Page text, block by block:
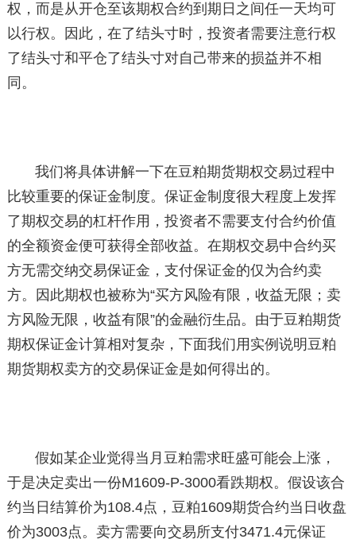
权，而是从开仓至该期权合约到期日之间任一天均可
以行权。因此，在了结头寸时，投资者需要注意行权
了结头寸和平仓了结头寸对自己带来的损益并不相
同。
我们将具体讲解一下在豆粕期货期权交易过程中
比较重要的保证金制度。保证金制度很大程度上发挥
了期权交易的杠杆作用，投资者不需要支付合约价值
的全额资金便可获得全部收益。在期权交易中合约买
方无需交纳交易保证金，支付保证金的仅为合约卖
方。因此期权也被称为“买方风险有限，收益无限；卖
方风险无限，收益有限”的金融衍生品。由于豆粕期货
期权保证金计算相对复杂，下面我们用实例说明豆粕
期货期权卖方的交易保证金是如何得出的。
假如某企业觉得当月豆粕需求旺盛可能会上涨，
于是决定卖出一份M1609-P-3000看跌期权。假设该合
约当日结算价为108.4点，豆粕1609期货合约当日收盘
价为3003点。卖方需要向交易所支付3471.4元保证